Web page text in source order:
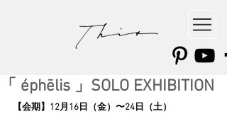
「 éphēlis 」SOLO EXHIBITION
【会期】12月16日（金）〜24日（土）